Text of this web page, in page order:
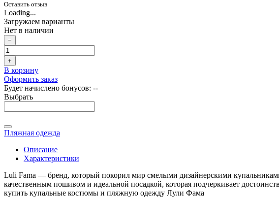
Оставить отзыв
Loading...
Загружаем варианты
Нет в наличии
−
+
В корзину
Оформить заказ
Будет начислено бонусов: --
Выбрать
Пляжная одежда
Описание
Характеристики
Luli Fama — бренд, который покорил мир смелыми дизайнерскими
качественным пошивом и идеальной посадкой, которая подчеркивает
купить купальные костюмы и пляжную одежду Лули Фама